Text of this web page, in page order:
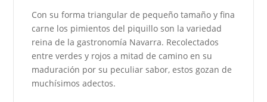
Con su forma triangular de pequeño tamaño y fina
carne los pimientos del piquillo son la variedad
reina de la gastronomía Navarra. Recolectados
entre verdes y rojos a mitad de camino en su
maduración por su peculiar sabor, estos gozan de
muchísimos adectos.